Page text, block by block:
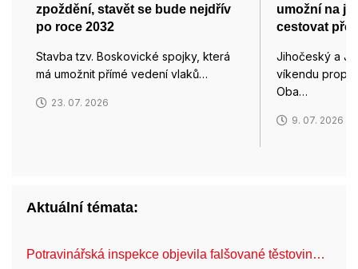
zpoždění, stavět se bude nejdřív
po roce 2032
Stavba tzv. Boskovické spojky, která
má umožnit přímé vedení vlaků…
23. 07. 2026
umožní na
cestovat
Jihočeský a
víkendu
Oba…
9. 07. 2026
Aktuální témata:
Potravinářská inspekce objevila falšované těstovin…